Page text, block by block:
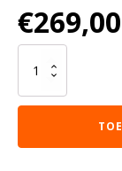
€269,00
Lima
Beige
160
230